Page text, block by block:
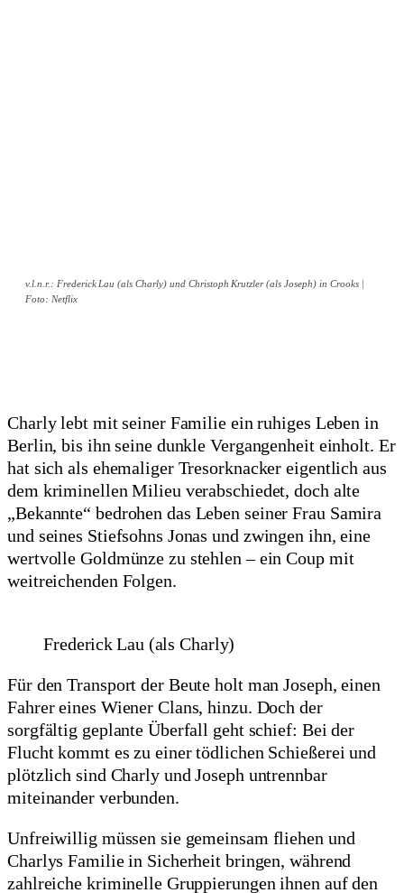
v.l.n.r.: Frederick Lau (als Charly) und Christoph Krutzler (als Joseph) in Crooks |
Foto: Netflix
Charly lebt mit seiner Familie ein ruhiges Leben in
Berlin, bis ihn seine dunkle Vergangenheit einholt. Er
hat sich als ehemaliger Tresorknacker eigentlich aus
dem kriminellen Milieu verabschiedet, doch alte
„Bekannte“ bedrohen das Leben seiner Frau Samira
und seines Stiefsohns Jonas und zwingen ihn, eine
wertvolle Goldmünze zu stehlen – ein Coup mit
weitreichenden Folgen.
Frederick Lau (als Charly)
Für den Transport der Beute holt man Joseph, einen
Fahrer eines Wiener Clans, hinzu. Doch der
sorgfältig geplante Überfall geht schief: Bei der
Flucht kommt es zu einer tödlichen Schießerei und
plötzlich sind Charly und Joseph untrennbar
miteinander verbunden.
Unfreiwillig müssen sie gemeinsam fliehen und
Charlys Familie in Sicherheit bringen, während
zahlreiche kriminelle Gruppierungen ihnen auf den